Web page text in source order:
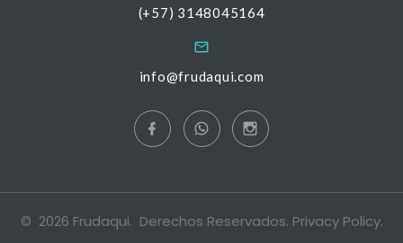
(+57) 3148045164
info@frudaqui.com
© 2026 Frudaqui. Derechos Reservados. Privacy Policy.